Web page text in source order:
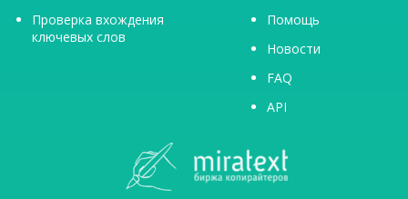
Проверка вхождения
ключевых слов
Помощь
Новости
FAQ
API